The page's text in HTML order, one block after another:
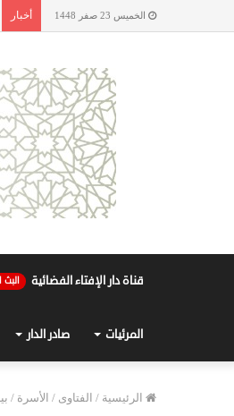
الخميس 23 صفر 1448 أخبار
قناة دار الإفتاء الفضائية البث
المرئيات صادر الدار
الرئيسية / الفتاوى / الأسرة /